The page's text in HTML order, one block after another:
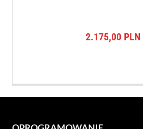
2.175,00 PLN